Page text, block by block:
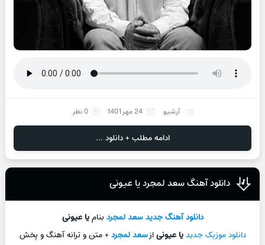
آرشیو 24 مهر 1401 0 نظر
ادامه مطلب + دانلود ...
دانلود آهنگ سعد لمجرد یا عیونی
دانلود آهنگ جدیدسعد لمجردبنامیا عیونی
دانلود موزیک جدیدیا عیونیازسعد لمجرد+ متن و ترانه آهنگ و پخش